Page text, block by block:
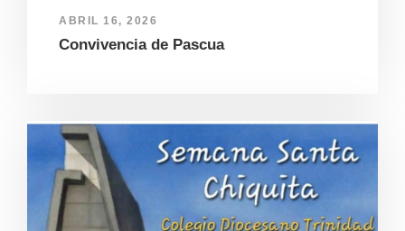
ABRIL 16, 2026
Convivencia de Pascua